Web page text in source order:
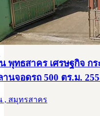
พุทธสาคร เศรษฐกิจ ก
านจอดรถ 500 ตร.ม.
, สมุทรสาคร